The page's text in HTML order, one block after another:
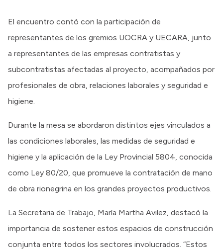
El encuentro contó con la participación de
representantes de los gremios UOCRA y UECARA, junto
a representantes de las empresas contratistas y
subcontratistas afectadas al proyecto, acompañados por
profesionales de obra, relaciones laborales y seguridad e
higiene.
Durante la mesa se abordaron distintos ejes vinculados a
las condiciones laborales, las medidas de seguridad e
higiene y la aplicación de la Ley Provincial 5804, conocida
como Ley 80/20, que promueve la contratación de mano
de obra rionegrina en los grandes proyectos productivos.
La Secretaria de Trabajo, María Martha Avilez, destacó la
importancia de sostener estos espacios de construcción
conjunta entre todos los sectores involucrados. “Estos